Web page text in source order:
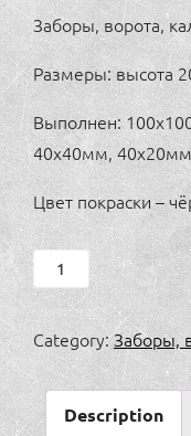
Заборы, ворота,
Размеры: высота
Выполнен:
40х40мм,
Цвет покраски –
Заборы,
ворота,
калитки
5
quantity
Category:Заборы,
Description